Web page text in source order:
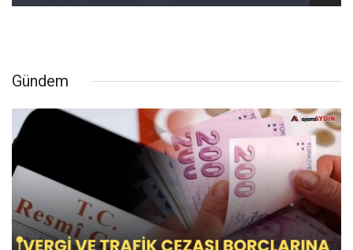
Gündem